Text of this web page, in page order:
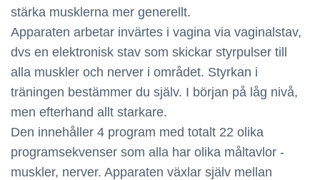
stärka musklerna mer generellt.
Apparaten arbetar invärtes i vagina via vaginalstav,
dvs en elektronisk stav som skickar styrpulser till
alla muskler och nerver i området. Styrkan i
träningen bestämmer du själv. I början på låg nivå,
men efterhand allt starkare.
Den innehåller 4 program med totalt 22 olika
programsekvenser som alla har olika måltavlor -
muskler, nerver. Apparaten växlar själv mellan